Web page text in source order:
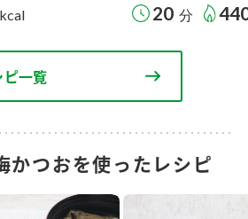
kcal 20 分
ピ一覧
かつおを使ったレシピ